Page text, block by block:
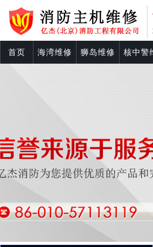
首页 海湾维修 狮岛维修 核中警